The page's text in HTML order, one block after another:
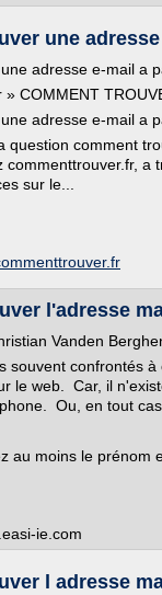
une
adresse e-mail a
COMMENT
adresse e-mail a
question comment
commenttrouver.fr, a
sur le...
l'adresse
Vanden
souvent confrontés
le web. Car, il
Ou, en tout
au moins le prénom
ie.com
l adresse